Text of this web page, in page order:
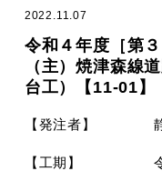
2022.11.07
令和４年度［第
（主）焼津森線
台工）【11-01】
【発注者】 静
【工期】 令和4